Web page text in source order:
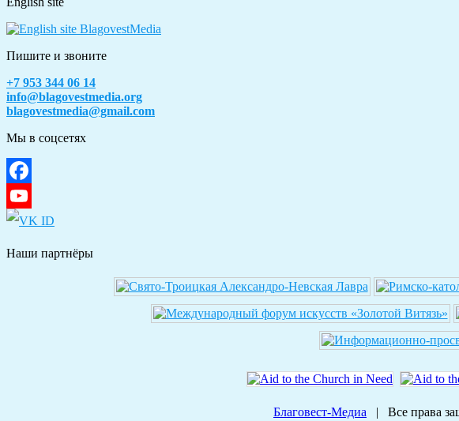
Пишите и звоните
+7 953 344 06 14
info@blagovestmedia.org
blagovestmedia@gmail.com
Мы в соцсетях
Facebook
YouTube
Наши партнёры
Благовест-Медиа | Все права